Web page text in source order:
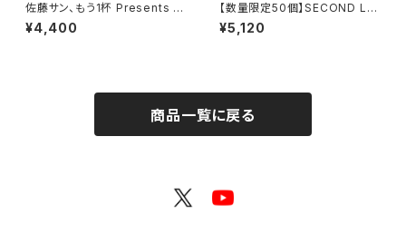
佐藤サン、もう1杯 Presents 佐
藤拓也、39歳のお誕生日会 39
（Thank you）CD
¥4,400
【数量限定50個】SECOND LIN
E Presents みんなに会いに行
くよ! 第46回 in 静岡 開催記念
¥5,120
商品一覧に戻る